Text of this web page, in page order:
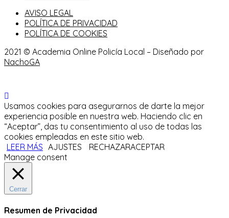
AVISO LEGAL
POLÍTICA DE PRIVACIDAD
POLÍTICA DE COOKIES
2021 © Academia Online Policía Local – Diseñado por
NachoGA
Usamos cookies para asegurarnos de darte la mejor
experiencia posible en nuestra web. Haciendo clic en
“Aceptar”, das tu consentimiento al uso de todas las
cookies empleadas en este sitio web.
LEER MÁS AJUSTES RECHAZARACEPTAR
Manage consent
Cerrar
Resumen de Privacidad